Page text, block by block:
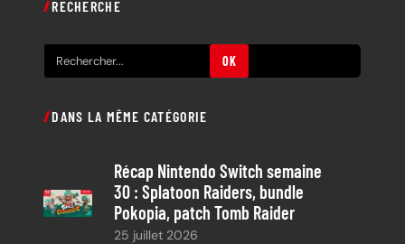
RECHERCHE
e
h
c
h
OK
DANS LA MÊME CATÉGORIE
Récap Nintendo Switch semaine
30 : Splatoon Raiders, bundle
Pokopia, patch Tomb Raider
25 juillet 2026